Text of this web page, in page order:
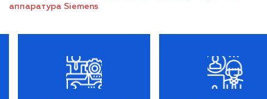
аппаратура Siemens